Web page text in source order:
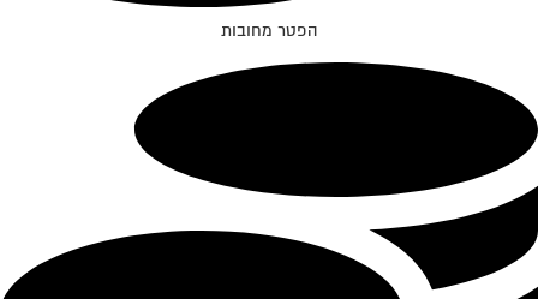
הפטר מחובות